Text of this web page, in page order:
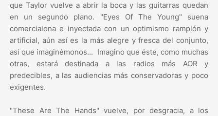
que Taylor vuelve a abrir la boca y las guitarras quedan
en un segundo plano. "Eyes Of The Young" suena
comercialona e inyectada con un optimismo ramplón y
artificial, aún así es la más alegre y fresca del conjunto,
así que imaginémonos... Imagino que éste, como muchas
otras, estará destinada a las radios más AOR y
predecibles, a las audiencias más conservadoras y poco
exigentes.
"These Are The Hands" vuelve, por desgracia, a los